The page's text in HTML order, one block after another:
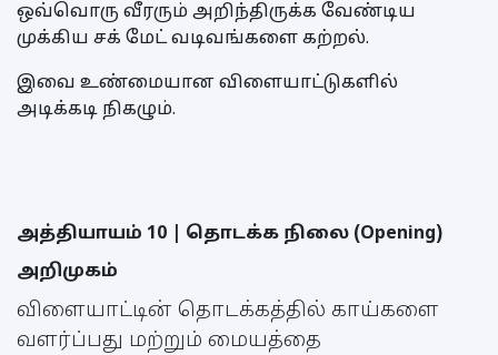
ஒவ்வொரு வீரரும் அறிந்திருக்க வேண்டிய
முக்கிய சக் மேட் வடிவங்களை கற்றல்.
இவை உண்மையான விளையாட்டுகளில்
அடிக்கடி நிகழும்.
அத்தியாயம் 10 | தொடக்க நிலை (Opening)
அறிமுகம்
விளையாட்டின் தொடக்கத்தில் காய்களை
வளர்ப்பது மற்றும் மையத்தை